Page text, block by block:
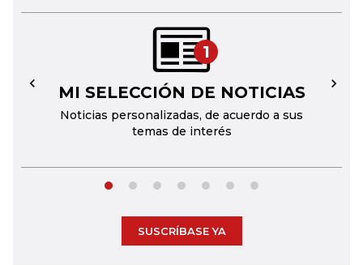
1
MI SELECCIÓN DE NOTICIAS
Noticias personalizadas, de acuerdo a sus
temas de interés
← →
SUSCRÍBASE YA